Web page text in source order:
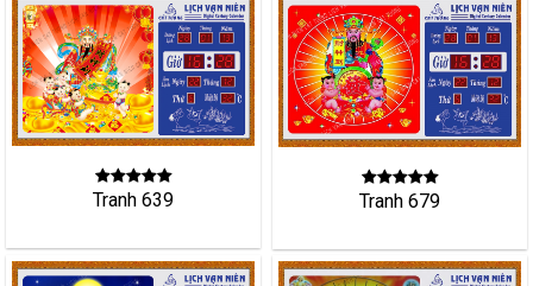
Tranh 639 Tranh 679